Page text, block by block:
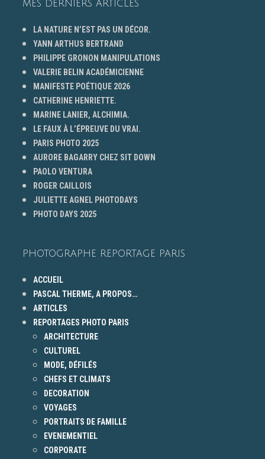
MES DERNIERS ARTICLES
LA NATURE N’EST PAS UN DÉCOR.
YANN ARTHUS BERTRAND
PHILIPPE GRONON MANIPULATIONS
VALERIE BELIN ACADÉMICIENNE
MANIFESTE POÉTIQUE 2026
CATHERINE HENRIETTE.
MARINE LANIER, ALCHIMIA.
LE FAUX À L’ÉPREUVE DU VRAI.
PARIS PHOTO 2025
AURORE BAGARRY CHEZ SIT DOWN
PAOLO VENTURA
ROGER CAILLOIS
JULIETTE AGNEL PHOTODAYS
PHOTO DAYS 2025
PHOTOGRAPHE REPORTAGE PARIS
ACCUEIL
PASCAL THERME, A PROPOS…
ARTICLES
REPORTAGES PHOTO PARIS
ARCHITECTURE
CULTUREL
MODE, DÉFILÉS
CHEFS ET CLIMATS
DECORATION
VOYAGES
PORTRAITS DE FAMILLE
EVENEMENTIEL
CORPORATE